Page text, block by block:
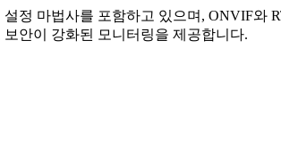
정 마법사를 포함하고 있으며, ONVIF와
안이 강화된 모니터링을 제공합니다.